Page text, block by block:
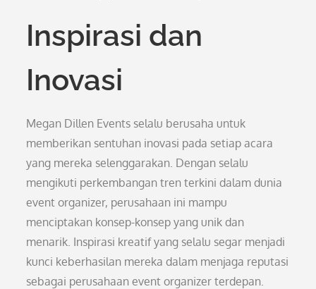
Inspirasi dan
Inovasi
Megan Dillen Events selalu berusaha untuk
memberikan sentuhan inovasi pada setiap acara
yang mereka selenggarakan. Dengan selalu
mengikuti perkembangan tren terkini dalam dunia
event organizer, perusahaan ini mampu
menciptakan konsep-konsep yang unik dan
menarik. Inspirasi kreatif yang selalu segar menjadi
kunci keberhasilan mereka dalam menjaga reputasi
sebagai perusahaan event organizer terdepan.